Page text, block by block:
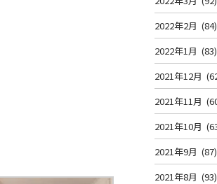
2022年2月 (84)
2022年1月 (83)
2021年12月
2021年11月
2021年10月
2021年9月 (87)
2021年8月 (93)